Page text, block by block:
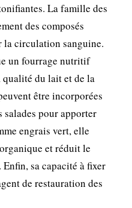
La famille des
des composés
la circulation sanguine.
un fourrage nutritif
du lait et de la
être incorporées
salades pour apporter
engrais vert, elle
et réduit le
sa capacité à fixer
de restauration des